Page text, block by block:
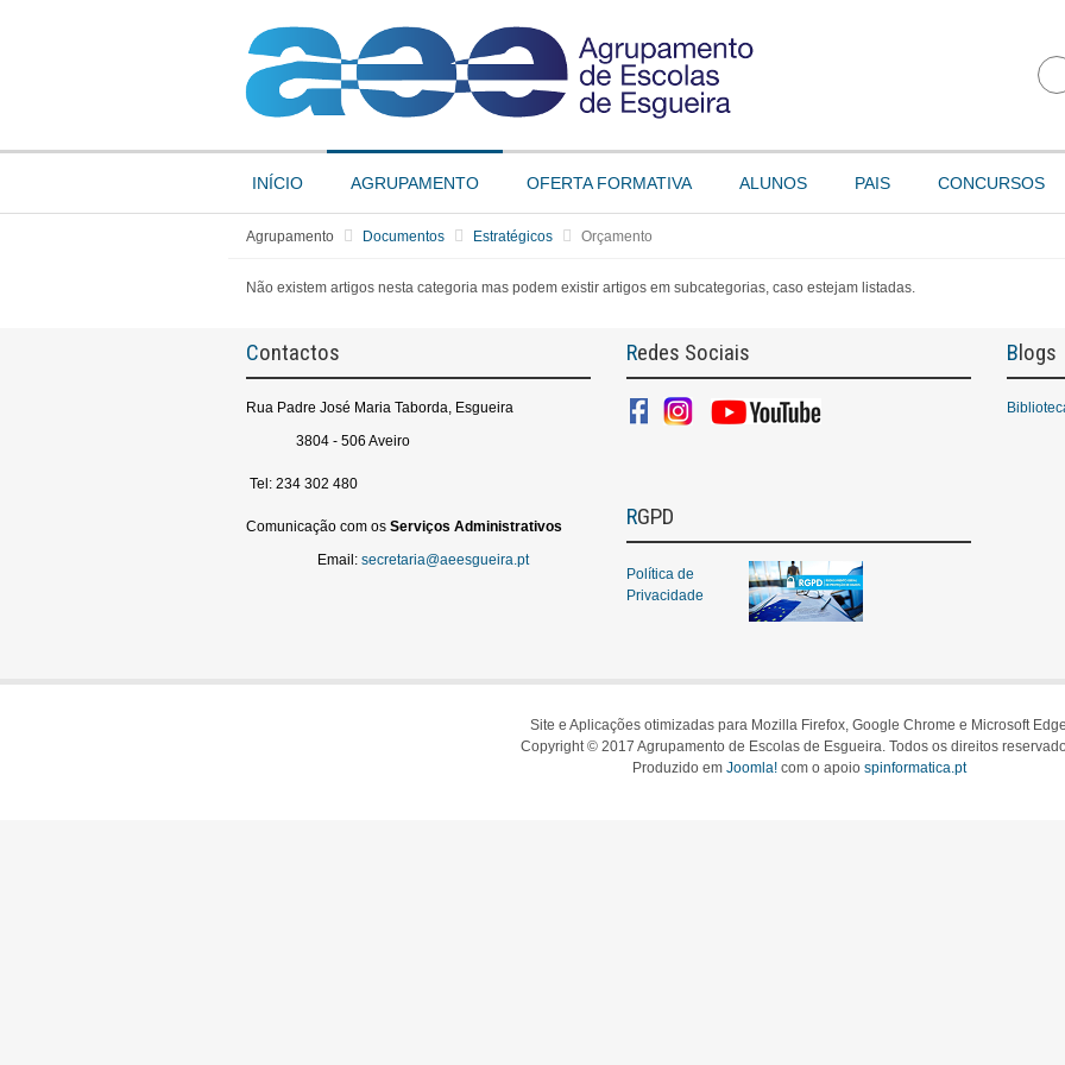
INÍCIO AGRUPAMENTO OFERTA FORMATIVA ALUNOS PAIS CONCURSOS
Agrupamento Documentos Estratégicos Orçamento
Não existem artigos nesta categoria mas podem existir artigos em subcategorias, caso estejam listadas.
Contactos
Rua Padre José Maria Taborda, Esgueira
3804 - 506 Aveiro
Tel: 234 302 480
Comunicação com os Serviços Administrativos
Email: secretaria@aeesgueira.pt
Redes Sociais
RGPD
Política de
Privacidade
Blogs
Site e Aplicações otimizadas para Mozilla Firefox, Google Chrome e Microsoft
Copyright © 2017 Agrupamento de Escolas de Esgueira. Todos os direitos
Produzido em Joomla!com o apoio spinformatica.pt